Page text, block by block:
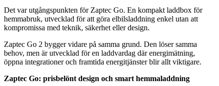
Det var utgångspunkten för Zaptec Go. En kompakt laddbox för
hemmabruk, utvecklad för att göra elbilsladdning enkel utan att
kompromissa med teknik, säkerhet eller design.
Zaptec Go 2 bygger vidare på samma grund. Den löser samma
behov, men är utvecklad för en laddvardag där energimätning,
öppna integrationer och framtida energitjänster blir allt viktigare.
Zaptec Go: prisbelönt design och smart hemmaladdning